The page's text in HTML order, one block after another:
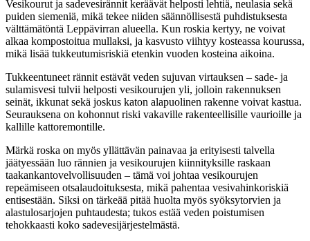
Vesikourut ja sadevesirännit keräävät helposti lehtiä, neulasia sekä
puiden siemeniä, mikä tekee niiden säännöllisestä puhdistuksesta
välttämätöntä Leppävirran alueella. Kun roskia kertyy, ne voivat
alkaa kompostoitua mullaksi, ja kasvusto viihtyy kosteassa kourussa,
mikä lisää tukkeutumisriskiä etenkin vuoden kosteina aikoina.
Tukkeentuneet rännit estävät veden sujuvan virtauksen – sade- ja
sulamisvesi tulvii helposti vesikourujen yli, jolloin rakennuksen
seinät, ikkunat sekä joskus katon alapuolinen rakenne voivat kastua.
Seurauksena on kohonnut riski vakaville rakenteellisille vaurioille ja
kallille kattoremontille.
Märkä roska on myös yllättävän painavaa ja erityisesti talvella
jäätyessään luo rännien ja vesikourujen kiinnityksille raskaan
taakankantovelvollisuuden – tämä voi johtaa vesikourujen
repeämiseen otsalaudoituksesta, mikä pahentaa vesivahinkoriskiä
entisestään. Siksi on tärkeää pitää huolta myös syöksytorvien ja
alastulosarjojen puhtaudesta; tukos estää veden poistumisen
tehokkaasti koko sadevesijärjestelmästä.